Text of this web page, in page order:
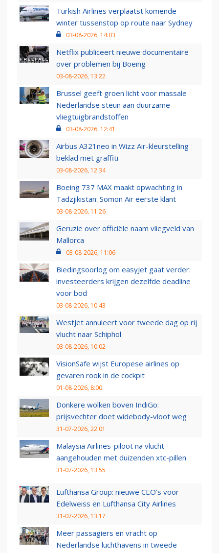
Turkish Airlines verplaatst komende
winter tussenstop op route naar Sydney
03-08-2026, 14:03
Netflix publiceert nieuwe documentaire
over problemen bij Boeing
03-08-2026, 13:22
Brussel geeft groen licht voor massale
Nederlandse steun aan duurzame
vliegtuigbrandstoffen
03-08-2026, 12:41
Airbus A321neo in Wizz Air-kleurstelling
beklad met graffiti
03-08-2026, 12:34
Boeing 737 MAX maakt opwachting in
Tadzjikistan: Somon Air eerste klant
03-08-2026, 11:26
Geruzie over officiële naam vliegveld van
Mallorca
03-08-2026, 11:06
Biedingsoorlog om easyJet gaat verder:
investeerders krijgen dezelfde deadline
voor bod
03-08-2026, 10:43
WestJet annuleert voor tweede dag op rij
vlucht naar Schiphol
03-08-2026, 10:02
VisionSafe wijst Europese airlines op
gevaren rook in de cockpit
01-08-2026, 8:00
Donkere wolken boven IndiGo:
prijsvechter doet widebody-vloot weg
31-07-2026, 22:01
Malaysia Airlines-piloot na vlucht
aangehouden met duizenden xtc-pillen
31-07-2026, 13:55
Lufthansa Group: nieuwe CEO’s voor
Edelweiss en Lufthansa City Airlines
31-07-2026, 13:17
Meer passagiers en vracht op
Nederlandse luchthavens in tweede